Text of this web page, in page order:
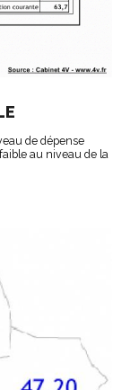
de dépense
au niveau de la